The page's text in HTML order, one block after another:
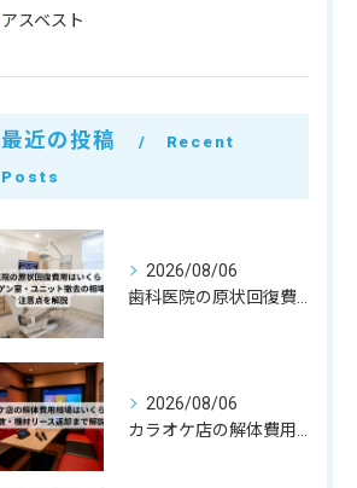
アスベスト
最近の投稿
Recent
Posts
2026/08/06
2026/08/06